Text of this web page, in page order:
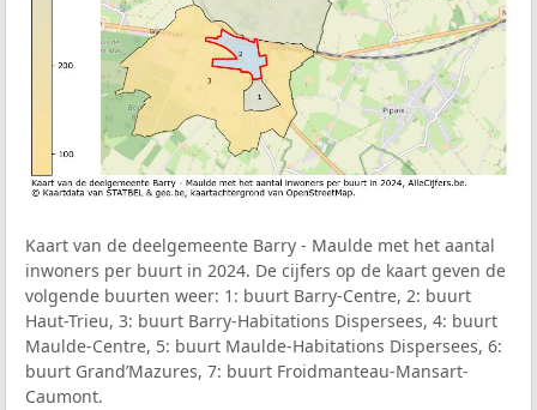
Kaart van de deelgemeente Barry - Maulde met het aantal
inwoners per buurt in 2024. De cijfers op de kaart geven de
volgende buurten weer: 1: buurt Barry-Centre, 2: buurt
Haut-Trieu, 3: buurt Barry-Habitations Dispersees, 4: buurt
Maulde-Centre, 5: buurt Maulde-Habitations Dispersees, 6:
buurt Grand’Mazures, 7: buurt Froidmanteau-Mansart-
Caumont.